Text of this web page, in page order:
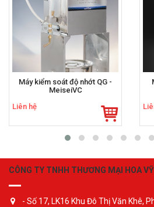
Máy kiểm soát độ nhớt QG -
MeiseiVC
Liên hệ
CÔNG TY TNHH THƯƠNG MẠI HOA VỸ
- Số 17, LK16 Khu Đô Thị Văn Khê,